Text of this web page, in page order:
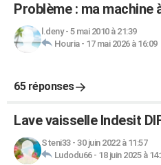
Problème : ma
l.deny- 5 mai 2010 à 21:39
Houria- 17 mai 2026 à 16:09
65 réponses
Lave vaisselle Indesit
Steni33- 30 juin 2022 à 11:57
Ludodu66- 18 juin 2025 à